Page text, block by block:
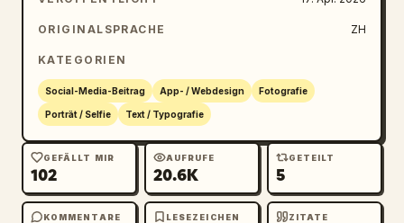
ORIGINALSPRACHE ZH
KATEGORIEN
Social-Media-Beitrag App- / Webdesign Fotografie
Porträt / Selfie Text / Typografie
GEFÄLLT MIR
102
AUFRUFE
20.6K
GETEILT
5
KOMMENTARE LESEZEICHEN ZITATE